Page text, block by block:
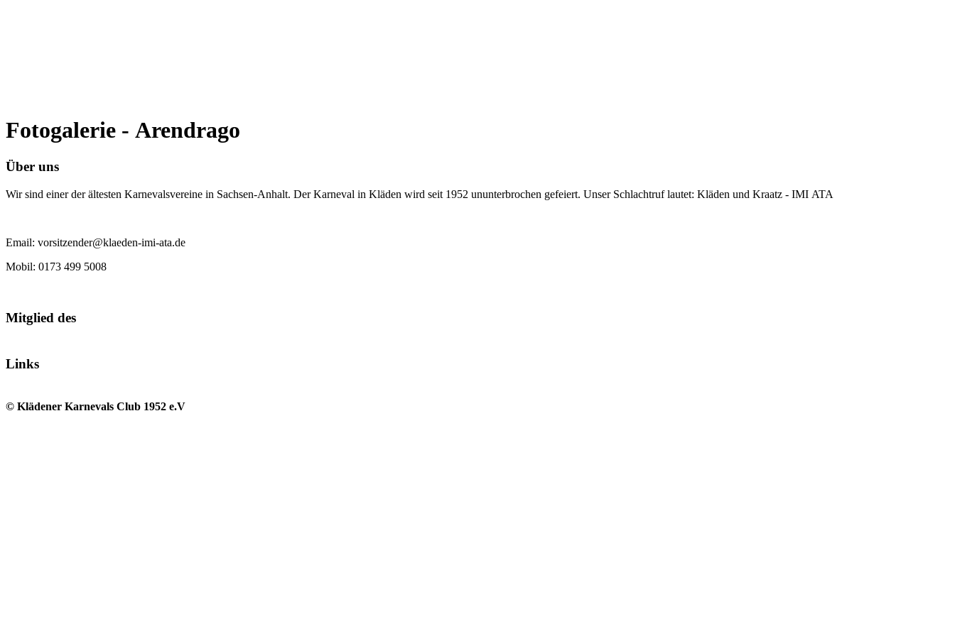
Fotogalerie - Arendrago
Über uns
Wir sind einer der ältesten Karnevalsvereine in Sachsen-Anhalt. Der Karneval in Kläden wird seit 1952 ununterbrochen gefeiert. Unser Schlachtruf lautet: Kläden und Kraatz - IMI ATA
Email: vorsitzender@klaeden-imi-ata.de
Mobil: 0173 499 5008
Mitglied des
Links
© Klädener Karnevals Club 1952 e.V